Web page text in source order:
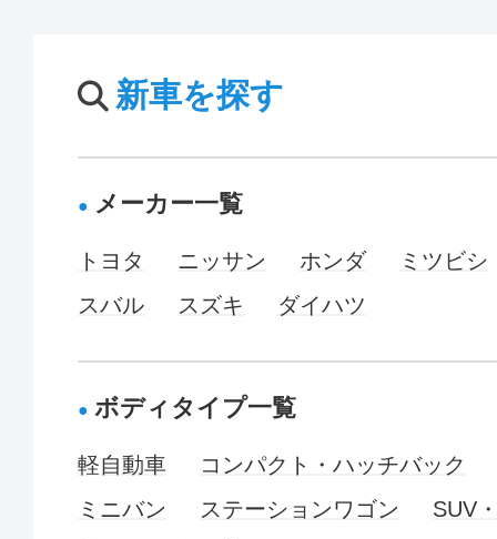
新車を探す
メーカー一覧
トヨタ ニッサン ホンダ
ミツビシ
スバル
スズキ ダイハツ
ボディタイプ一覧
軽自動車
コンパクト・ハッチバック
ミニバン
ステーションワゴン
SUV